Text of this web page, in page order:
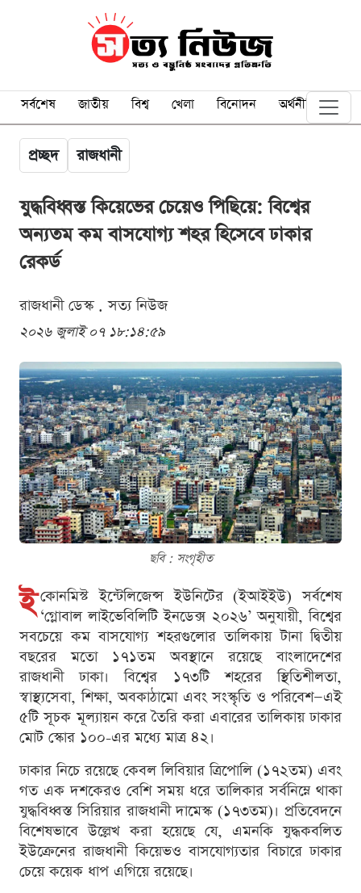
সর্বশেষ জাতীয় বিশ্ব খেলা বিনোদন অর্থনীতি
প্রচ্ছদ রাজধানী
যুদ্ধবিধ্বস্ত কিয়েভের চেয়েও পিছিয়ে: বিশ্বের
অন্যতম কম বাসযোগ্য শহর হিসেবে ঢাকার
রেকর্ড
রাজধানী ডেস্ক . সত্য নিউজ
২০২৬ জুলাই ০৭ ১৮:১৪:৫৯
ছবি : সংগৃহীত
ই কোনমিস্ট ইন্টেলিজেন্স ইউনিটের (ইআইইউ) সর্বশেষ
‘গ্লোবাল লাইভেবিলিটি ইনডেক্স ২০২৬’ অনুযায়ী, বিশ্বের
সবচেয়ে কম বাসযোগ্য শহরগুলোর তালিকায় টানা দ্বিতীয়
বছরের মতো ১৭১তম অবস্থানে রয়েছে বাংলাদেশের
রাজধানী ঢাকা। বিশ্বের ১৭৩টি শহরের স্থিতিশীলতা,
স্বাস্থ্যসেবা, শিক্ষা, অবকাঠামো এবং সংস্কৃতি ও পরিবেশ—এই
৫টি সূচক মূল্যায়ন করে তৈরি করা এবারের তালিকায় ঢাকার
মোট স্কোর ১০০-এর মধ্যে মাত্র ৪২।
ঢাকার নিচে রয়েছে কেবল লিবিয়ার ত্রিপোলি (১৭২তম) এবং
গত এক দশকেরও বেশি সময় ধরে তালিকার সর্বনিম্নে থাকা
যুদ্ধবিধ্বস্ত সিরিয়ার রাজধানী দামেস্ক (১৭৩তম)। প্রতিবেদনে
বিশেষভাবে উল্লেখ করা হয়েছে যে, এমনকি যুদ্ধকবলিত
ইউক্রেনের রাজধানী কিয়েভও বাসযোগ্যতার বিচারে ঢাকার
চেয়ে কয়েক ধাপ এগিয়ে রয়েছে।